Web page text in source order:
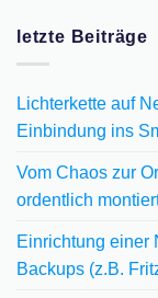
letzte Beiträge
Lichterkette auf
Einbindung ins
Vom Chaos zur
ordentlich
Einrichtung einer
Backups (z.B.